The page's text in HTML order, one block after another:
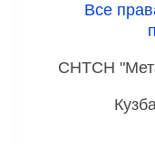
Все
СНТСН